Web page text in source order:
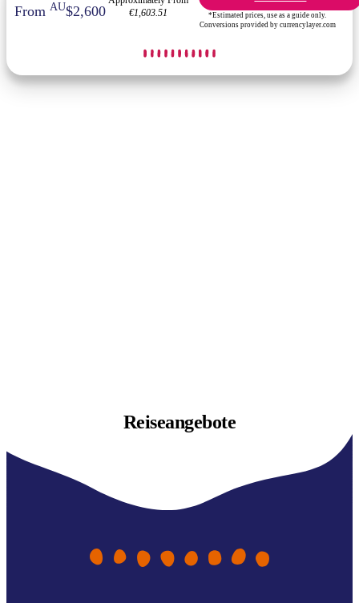
FromAU$2,600
€1,603.51
*Estimated prices, use as a guide only.
Conversions provided by currencylayer.com
Reiseangebote